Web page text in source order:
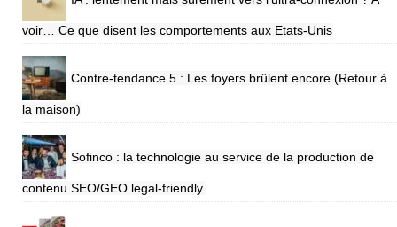
voir… Ce que disent les comportements aux Etats-Unis
Contre-tendance 5 : Les foyers brûlent encore (Retour à
la maison)
Sofinco : la technologie au service de la production de
contenu SEO/GEO legal-friendly